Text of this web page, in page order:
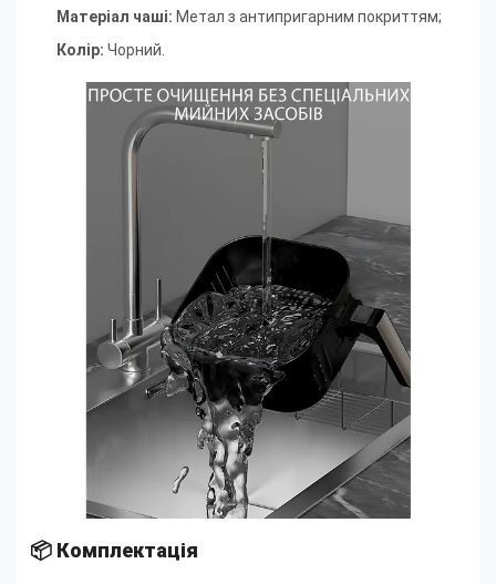
Матеріал чаші: Метал з антипригарним покриттям;
Колір: Чорний.
📦 Комплектація